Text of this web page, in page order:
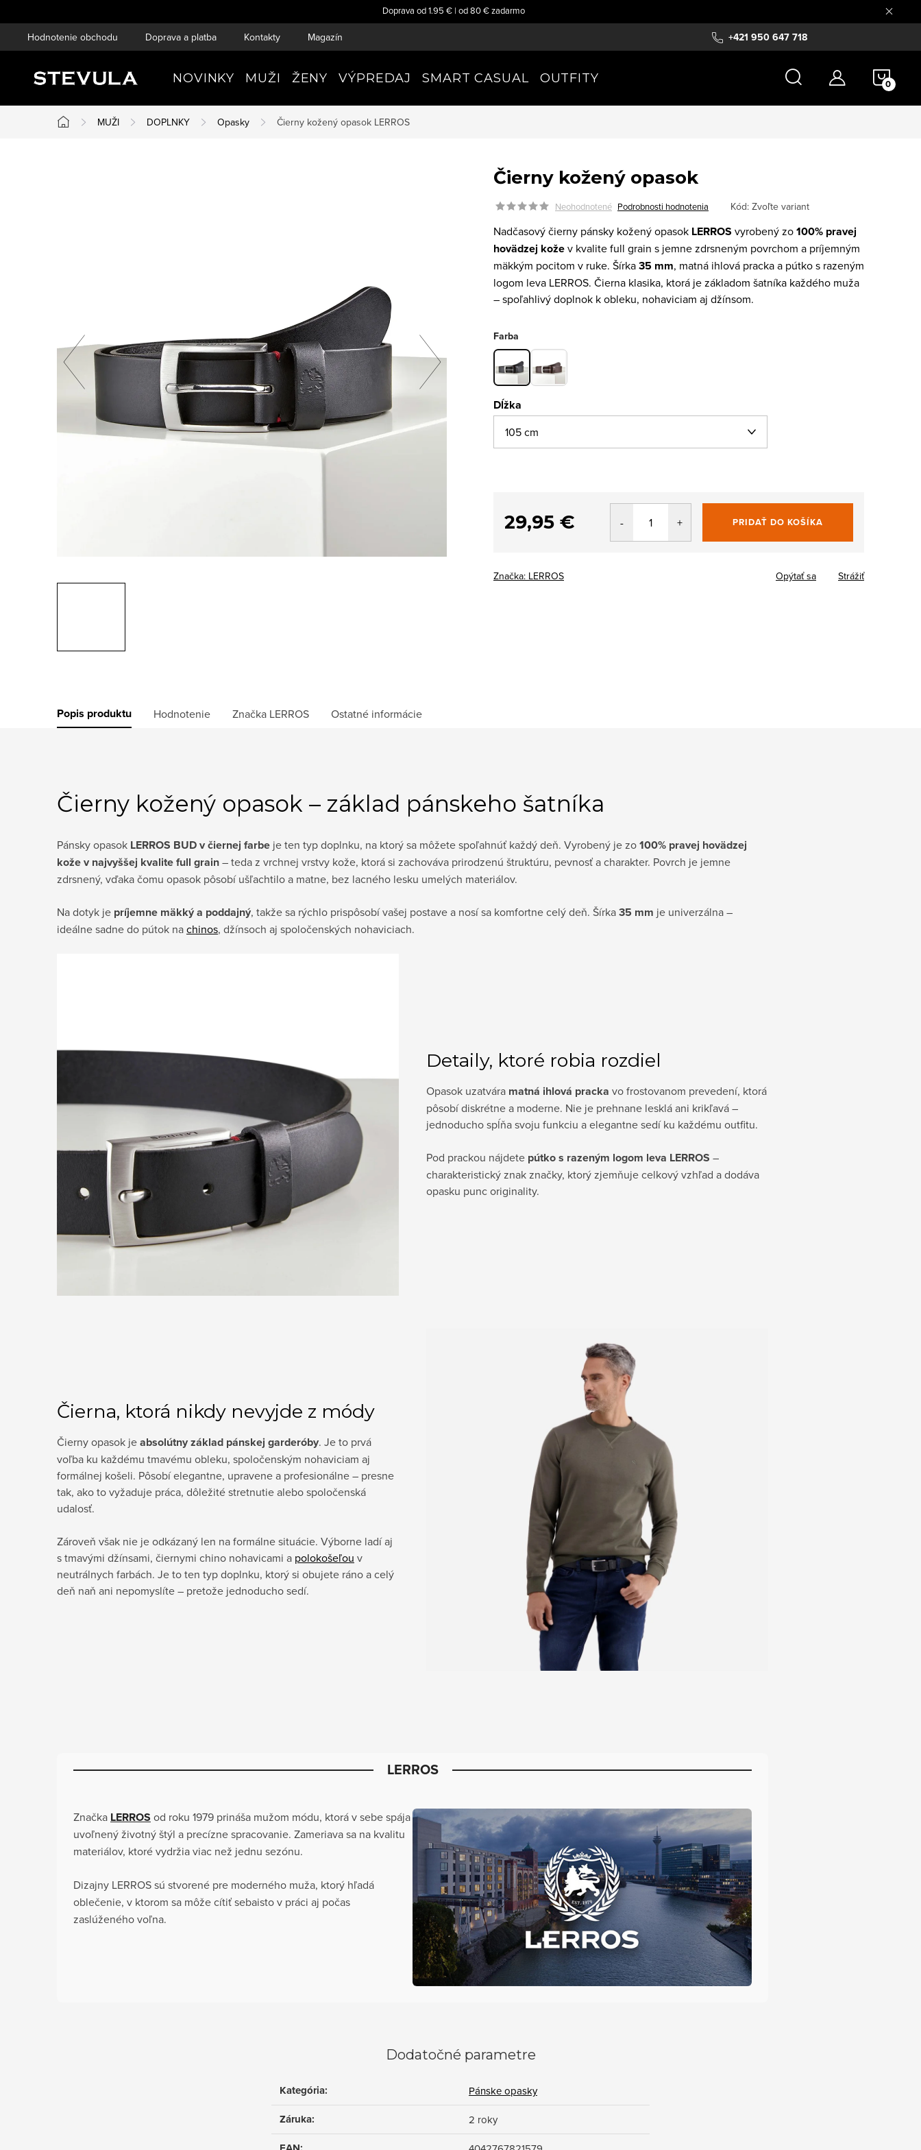
na
Doprava od 1.95 € | od 80 € zadarmo
+421 950 647 718
Hodnotenie obchodu Doprava a platba Kontakty Magazín
NOVINKY MUŽI ŽENY VÝPREDAJ SMART CASUAL OUTFITY
Domov
MUŽI DOPLNKY Opasky Čierny kožený opasok LERROS
Čierny kožený opasok
Neohodnotené Podrobnosti hodnotenia Kód: Zvoľte variant
Nadčasový čierny pánsky kožený opasok LERROS vyrobený zo100% pravej
hovädzej kožev kvalite full grain s jemne zdrsneným povrchom a príjemným
mäkkým pocitom v ruke. Šírka35 mm, matná ihlová pracka a pútko s razeným
logom leva LERROS. Čierna klasika, ktorá je základom šatníka každého muža
– spoľahlivý doplnok k obleku, nohaviciam aj džínsom.
Farba
Dĺžka
29,95 €
Jednotková
cena:
PRIDAŤ DO KOŠÍKA
Značka: LERROS Opýtať sa Strážiť
Popis produktu Hodnotenie Značka LERROS Ostatné informácie
Čierny kožený opasok – základ pánskeho šatníka
Pánsky opasok LERROS BUD v čiernej farbe je ten typ doplnku, na ktorý sa môžete spoľahnúť každý deň. Vyrobený je zo100% pravej hovädzej
kože v najvyššej kvalite full grain– teda z vrchnej vrstvy kože, ktorá si zachováva prirodzenú štruktúru, pevnosť a charakter. Povrch je jemne
zdrsnený, vďaka čomu opasok pôsobí ušľachtilo a matne, bez lacného lesku umelých materiálov.
Na dotyk je príjemne mäkký a poddajný, takže sa rýchlo prispôsobí vašej postave a nosí sa komfortne celý deň. Šírka35 mm je univerzálna –
ideálne sadne do pútok nachinos, džínsoch aj spoločenských nohaviciach.
Detaily, ktoré robia rozdiel
Opasok uzatvára matná ihlová pracka vo frostovanom prevedení, ktorá
pôsobí diskrétne a moderne. Nie je prehnane lesklá ani krikľavá –
jednoducho spĺňa svoju funkciu a elegantne sedí ku každému outfitu.
Pod prackou nájdete pútko s razeným logom leva LERROS –
charakteristický znak značky, ktorý zjemňuje celkový vzhľad a dodáva
opasku punc originality.
Čierna, ktorá nikdy nevyjde z módy
Čierny opasok jeabsolútny základ pánskej garderóby. Je to prvá
voľba ku každému tmavému obleku, spoločenským nohaviciam aj
formálnej košeli. Pôsobí elegantne, upravene a profesionálne – presne
tak, ako to vyžaduje práca, dôležité stretnutie alebo spoločenská
udalosť.
Zároveň však nie je odkázaný len na formálne situácie. Výborne ladí aj
s tmavými džínsami, čiernymi chino nohavicami a polokošeľou v
neutrálnych farbách. Je to ten typ doplnku, ktorý si obujete ráno a celý
deň naň ani nepomyslíte – pretože jednoducho sedí.
LERROS
Značka LERROS od roku 1979 prináša mužom módu, ktorá v sebe spája
uvoľnený životný štýl a precízne spracovanie. Zameriava sa na kvalitu
materiálov, ktoré vydržia viac než jednu sezónu.
Dizajny LERROS sú stvorené pre moderného muža, ktorý hľadá
oblečenie, v ktorom sa môže cítiť sebaisto v práci aj počas
zaslúženého voľna.
Dodatočné parametre
Kategória: Pánske opasky
Záruka: 2 roky